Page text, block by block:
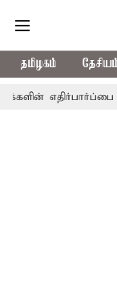
தமிழகம்
பூர்த்தி